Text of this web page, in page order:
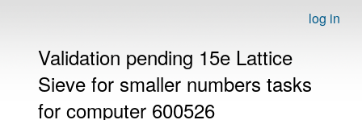
log in
Validation pending 15e Lattice
Sieve for smaller numbers tasks
for computer 600526